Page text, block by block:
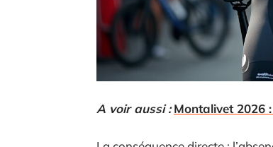
A voir aussi : Montalivet 2026